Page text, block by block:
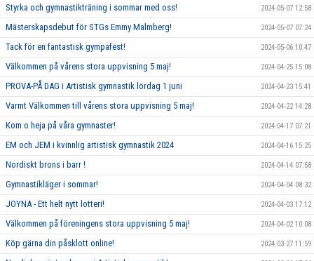
Styrka och gymnastikträning i sommar med oss! 2024-05-07 12:58
Mästerskapsdebut för STGs Emmy Malmberg! 2024-05-07 07:24
Tack för en fantastisk gympafest! 2024-05-06 10:47
Välkommen på vårens stora uppvisning 5 maj! 2024-04-25 15:08
PROVA-PÅ DAG i Artistisk gymnastik lördag 1 juni 2024-04-23 15:41
Varmt Välkommen till vårens stora uppvisning 5 maj! 2024-04-22 14:28
Kom o heja på våra gymnaster! 2024-04-17 07:21
EM och JEM i kvinnlig artistisk gymnastik 2024 2024-04-16 15:25
Nordiskt brons i barr ! 2024-04-14 07:58
Gymnastikläger i sommar! 2024-04-04 08:32
JOYNA - Ett helt nytt lotteri! 2024-04-03 17:12
Välkommen på föreningens stora uppvisning 5 maj! 2024-04-02 10:08
Köp gärna din påsklott online! 2024-03-27 11:59